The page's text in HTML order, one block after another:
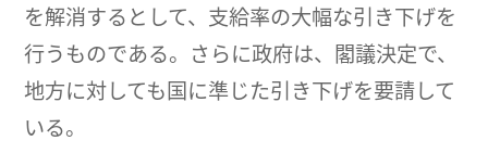
を解消するとして、支給率の大幅な引き下げを
行うものである。さらに政府は、閣議決定で、
地方に対しても国に準じた引き下げを要請して
いる。